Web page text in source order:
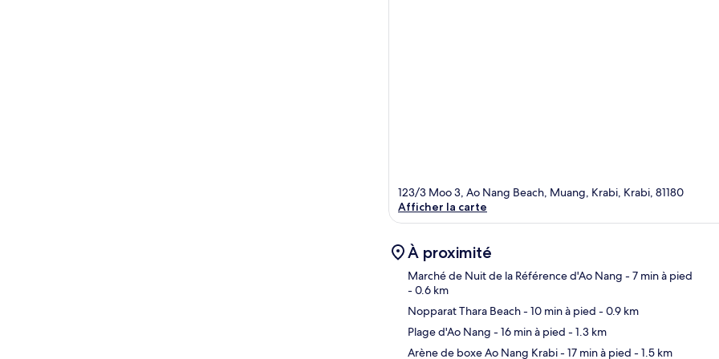
123/3 Moo 3, Ao Nang Beach, Muang, Krabi, Krabi, 81180
Afficher la carte
À proximité
Marché de Nuit de la Référence d'Ao Nang - 7 min à pied
- 0.6 km
Nopparat Thara Beach- 10 min à pied - 0.9 km
Plage d'Ao Nang - 16 min à pied - 1.3 km
Arène de boxe Ao Nang Krabi- 17 min à pied - 1.5 km